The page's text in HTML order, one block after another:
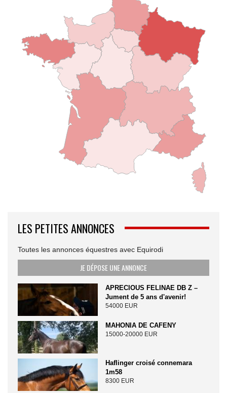
LES PETITES ANNONCES
Toutes les annonces équestres avec Equirodi
JE DÉPOSE UNE ANNONCE
APRECIOUS FELINAE DB Z –
Jument de 5 ans d'avenir!
54000 EUR
MAHONIA DE CAFENY
15000-20000 EUR
Haflinger croisé connemara
1m58
8300 EUR